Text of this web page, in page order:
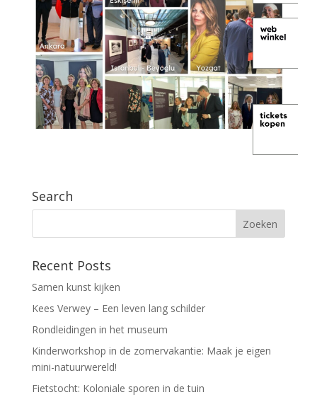
Search
Recent Posts
Samen kunst kijken
Kees Verwey – Een leven lang schilder
Rondleidingen in het museum
Kinderworkshop in de zomervakantie: Maak je eigen
mini-natuurwereld!
Fietstocht: Koloniale sporen in de tuin